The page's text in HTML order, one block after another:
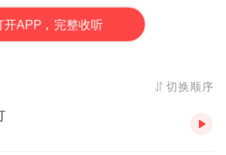
竟是怎么一回事？看看吧
之路，不光要胖子自己的努力，还需要
开APP，完整收听
切换顺序